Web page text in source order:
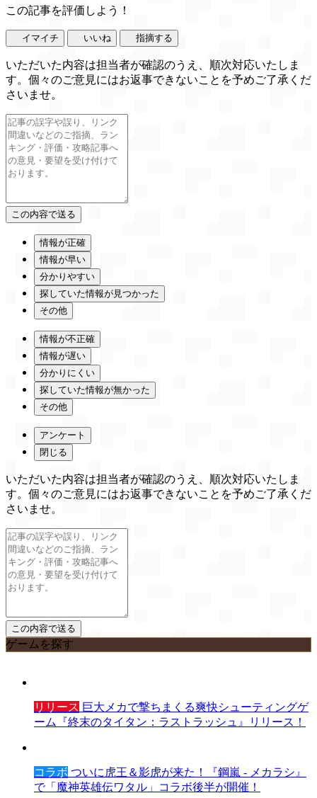
この記事を評価しよう！
イマイチ いいね 指摘する
いただいた内容は担当者が確認のうえ、順次対応いたしま
す。個々のご意見にはお返事できないことを予めご了承くだ
さいませ。
情報が正確
情報が早い
分かりやすい
探していた情報が見つかった
その他
情報が不正確
情報が遅い
分かりにくい
探していた情報が無かった
その他
アンケート
閉じる
いただいた内容は担当者が確認のうえ、順次対応いたしま
す。個々のご意見にはお返事できないことを予めご了承くだ
さいませ。
ゲームを探す
リリース 巨大メカで撃ちまくる爽快シューティングゲ
ーム『終末のタイタン：ラストラッシュ』リリース！
コラボ ついに虎王＆影虎が来た！『鋼嵐 - メカラシ』
で「魔神英雄伝ワタル」コラボ後半が開催！